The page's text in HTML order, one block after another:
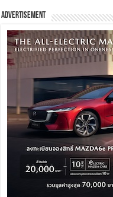
Advertisement